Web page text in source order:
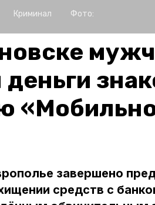
Криминал Фото:
завершено
средств с